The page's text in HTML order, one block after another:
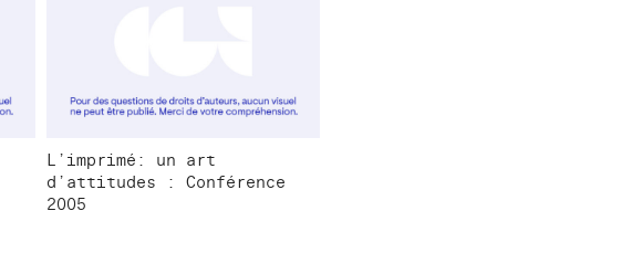
L’imprimé: un art
d’attitudes : Conférence
2005